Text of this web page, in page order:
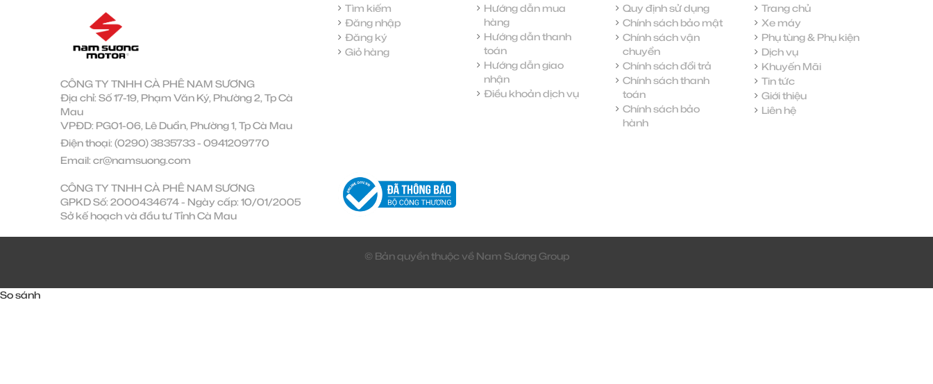
CÔNG TY TNHH CÀ PHÊ NAM SƯƠNG
Địa chỉ: Số 17-19, Phạm Văn Ký, Phường 2, Tp Cà
Mau
VPĐD: PG01-06, Lê Duẩn, Phường 1, Tp Cà Mau
Điện thoại: (0290) 3835733- 0941209770
Email: cr@namsuong.com
CÔNG TY TNHH CÀ PHÊ NAM SƯƠNG
GPKD Số: 2000434674 - Ngày cấp: 10/01/2005
Sở kế hoạch và đầu tư Tỉnh Cà Mau
Tìm kiếm
Đăng nhập
Đăng ký
Giỏ hàng
Hướng dẫn mua
hàng
Hướng dẫn thanh
toán
Hướng dẫn giao
nhận
Điều khoản dịch vụ
Quy định sử dụng
Chính sách bảo mật
Chính sách vận
chuyển
Chính sách đổi trả
Chính sách thanh
toán
Chính sách bảo
hành
Trang chủ
Xe máy
Phụ tùng & Phụ kiện
Dịch vụ
Khuyến Mãi
Tin tức
Giới thiệu
Liên hệ
© Bản quyền thuộc về Nam Sương Group
So sánh